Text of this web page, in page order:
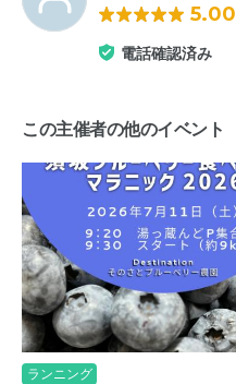
5.00
電話確認済み
この主催者の他のイベント
ランニング